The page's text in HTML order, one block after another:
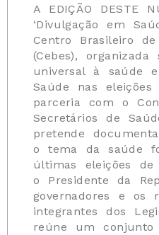
A EDIÇÃO DESTE
‘Divulgação em
Centro Brasileiro
(Cebes),
universal à saúde
Saúde nas eleições
parceria com o
Secretários de
pretende
o tema da saúde
últimas eleições de
o Presidente da
governadores e os
integrantes dos
reúne um conjunto